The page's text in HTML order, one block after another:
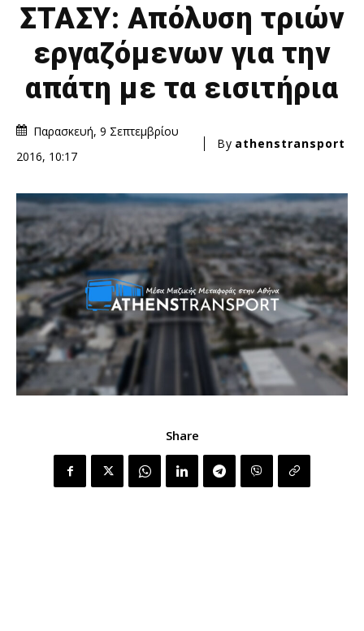
ΣΤΑΣΥ: Απόλυση τριών
εργαζόμενων για την
απάτη με τα εισιτήρια
Παρασκευή, 9 Σεπτεμβρίου
2016, 10:17
By athenstransport
Share